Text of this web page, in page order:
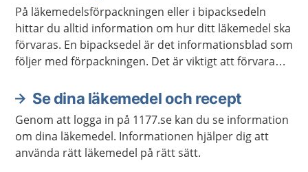
På läkemedelsförpackningen eller i bipacksedeln
hittar du alltid information om hur ditt läkemedel ska
förvaras. En bipacksedel är det informationsblad som
följer med förpackningen. Det är viktigt att förvara
Se dina läkemedel och recept
Genom att logga in på 1177.se kan du se information
om dina läkemedel. Informationen hjälper dig att
använda rätt läkemedel på rätt sätt.